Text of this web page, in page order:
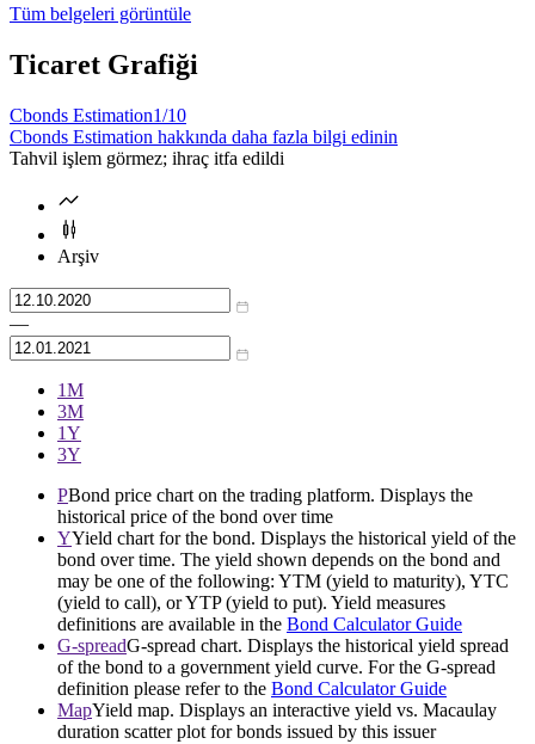
Tüm belgeleri görüntüle
Ticaret Grafiği
Cbonds Estimation1/10
Cbonds Estimation hakkında daha fazla bilgi edinin
Tahvil işlem görmez; ihraç itfa edildi
Arşiv
—
1М
3М
1Y
3Y
PBond price chart on the trading platform. Displays the
historical price of the bond over time
YYield chart for the bond. Displays the historical yield of the
bond over time. The yield shown depends on the bond and
may be one of the following: YTM (yield to maturity), YTC
(yield to call), or YTP (yield to put). Yield measures
definitions are available in the Bond Calculator Guide
G-spreadG-spread chart. Displays the historical yield spread
of the bond to a government yield curve. For the G-spread
definition please refer to the Bond Calculator Guide
MapYield map. Displays an interactive yield vs. Macaulay
duration scatter plot for bonds issued by this issuer